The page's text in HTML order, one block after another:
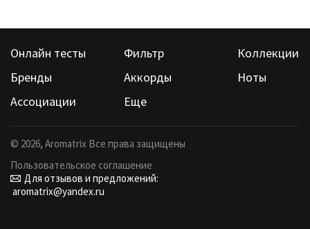
Онлайн тесты Фильтр
Коллекции
Бренды
Аккорды
Ноты
Ассоциации
Еще
© 2026, Aromatrix Все права защищены
Пользовательское соглашение
Для отзывов и предложений:
aromatrix@yandex.ru